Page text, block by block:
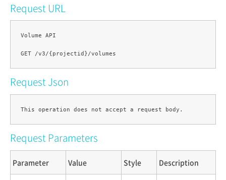
サポート
Request URL
Volume API
Request Json
Request Parameters
Parameter Value Style Description